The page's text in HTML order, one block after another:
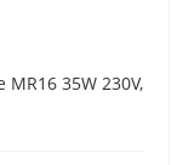
35W 230V,